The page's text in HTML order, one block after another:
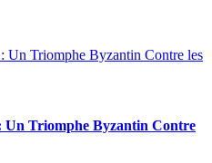
Un Triomphe Byzantin Contre